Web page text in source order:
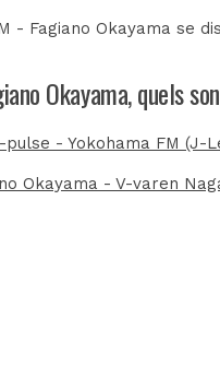
- Fagiano Okayama se
Okayama, quels
pulse - Yokohama FM (J-
Okayama - V-varen